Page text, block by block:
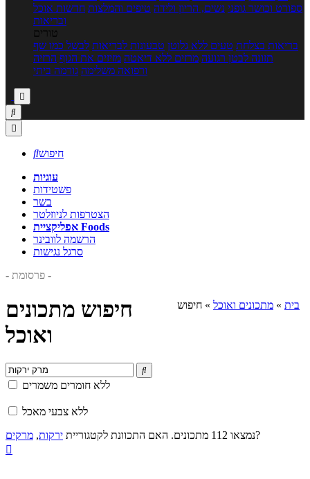
ספורט וכושר גופני נשים, הריון ולידה טיפים והמלצות חדשות אוכל
ובריאות
טורים
בריאות בצלחת טעים ללא גלוטן טבעונות לבריאות לבשל כמו שף
תזונה לבטן רגועה מרזים ללא דיאטה מזיזים את הגוף הרזיה
ורפואה משלימה גורמה ביתי



חיפוש
עוגיות
פשטידות
בשר
הצטרפות לניוזלטר
אפליקציית Foods
הרשמה לוובינר
סרגל נגישות
- פרסומת -
בית » מתכונים ואוכל » חיפוש
חיפוש מתכונים
ואוכל

ללא חומרים משמרים
ללא צבעי מאכל
נמצאו 112 מתכונים. האם התכוונת לקטגוריית
ירקות, מרקים
?
